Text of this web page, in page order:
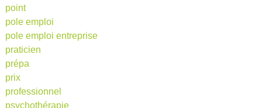
point
pole emploi
pole emploi entreprise
praticien
prépa
prix
professionnel
psychothérapie